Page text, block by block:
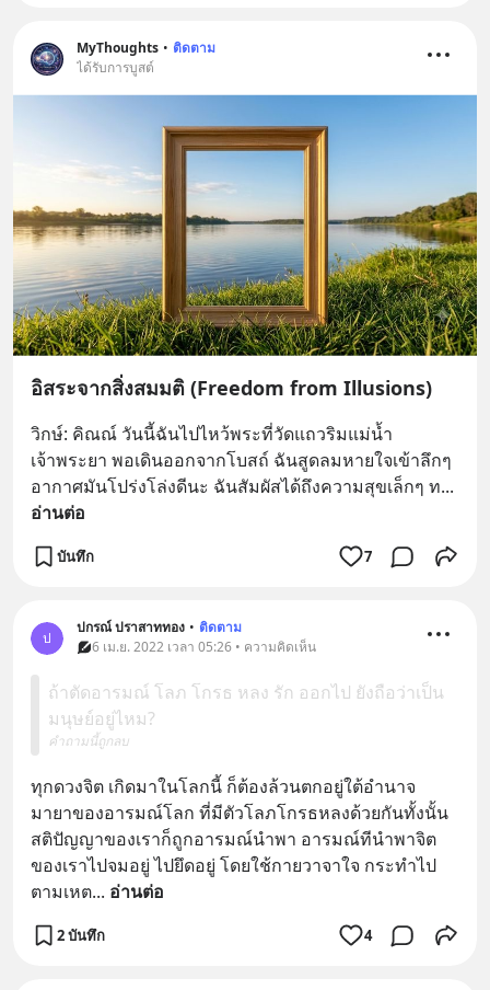
MyThoughts • ติดตาม
ได้รับการบูสต์
อิสระจากสิ่งสมมติ (Freedom from Illusions)
วิกษ์: คิณณ์ วันนี้ฉันไปไหว้พระที่วัดแถวริมแม่น้ำ
เจ้าพระยา พอเดินออกจากโบสถ์ ฉันสูดลมหายใจเข้าลึกๆ
อากาศมันโปร่งโล่งดีนะ ฉันสัมผัสได้ถึงความสุขเล็กๆ ท
อ่านต่อ
บันทึก 7
ป
ปกรณ์ ปราสาททอง • ติดตาม
6 เม.ย. 2022 เวลา 05:26 • ความคิดเห็น
ถ้าตัดอารมณ์ โลภ โกรธ หลง รัก ออกไป ยังถือว่าเป็น
มนุษย์อยู่ไหม?
คำถามนี้ถูกลบ
ทุกดวงจิต เกิดมาในโลกนี้ ก็ต้องล้วนตกอยู่ใต้อำนาจ
มายาของอารมณ์โลก ที่มีตัวโลภโกรธหลงด้วยกันทั้งนั้น
สติปัญญาของเราก็ถูกอารมณ์นำพา อารมณ์ทีนำพาจิต
ของเราไปจมอยู่ ไปยึดอยู่ โดยใช้กายวาจาใจ กระทำไป
ตามเหต... อ่านต่อ
2 บันทึก 4